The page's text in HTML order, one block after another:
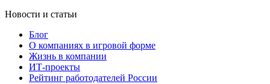
Новости и статьи
Блог
О компаниях в игровой форме
Жизнь в компании
ИТ-проекты
Рейтинг работодателей России